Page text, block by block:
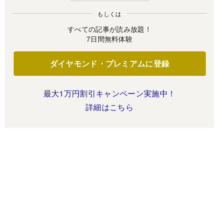
もしくは
すべての記事が読み放題！
7日間無料体験
ダイヤモンド・プレミアムに登録
最大1万円割引キャンペーン実施中！
詳細はこちら